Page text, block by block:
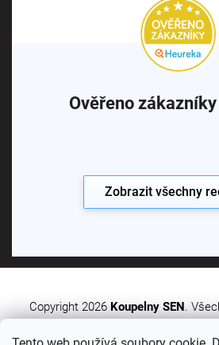
Ověřeno
Zobrazit všechny
Copyright 2026 Koupelny SEN.